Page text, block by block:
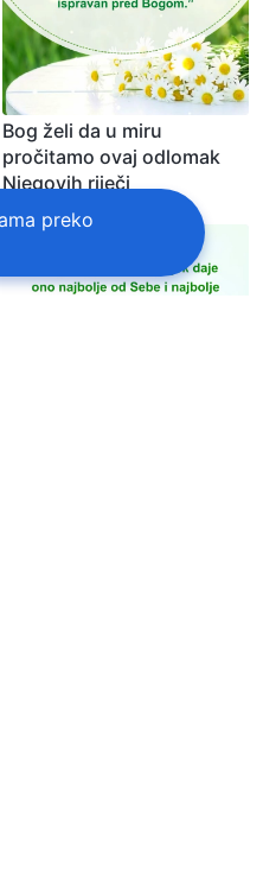
Bog želi da u miru
pročitamo ovaj odlomak
Njegovih riječi
preko